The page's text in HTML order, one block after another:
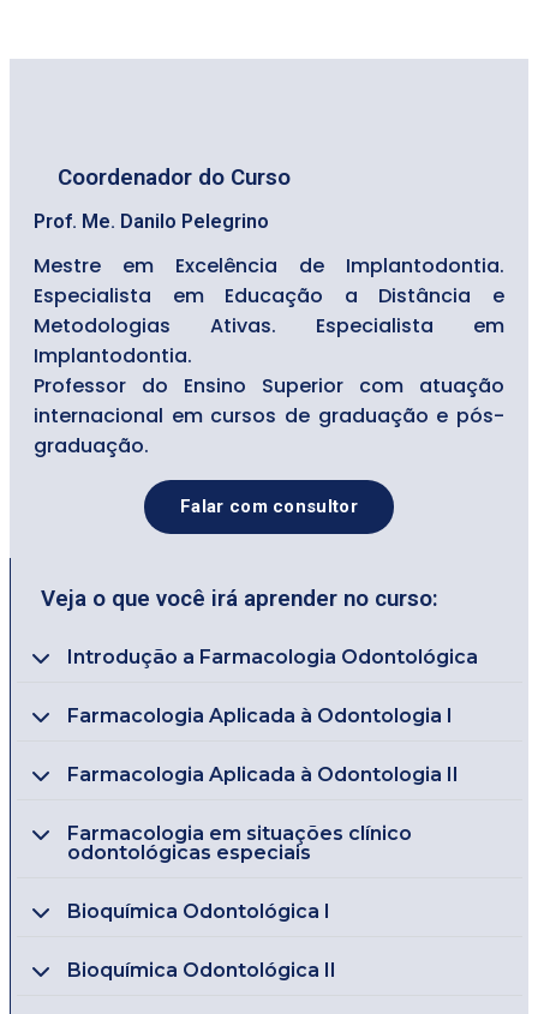
Coordenador do Curso
Prof. Me. Danilo Pelegrino
Mestre em Excelência de Implantodontia.
Especialista em Educação a Distância e
Metodologias Ativas. Especialista em
Implantodontia.
Professor do Ensino Superior com atuação
internacional em cursos de graduação e pós-
graduação.
Falar com consultor
Veja o que você irá aprender no curso:
Introdução a Farmacologia Odontológica
Farmacologia Aplicada à Odontologia I
Farmacologia Aplicada à Odontologia II
Farmacologia em situações clínico
odontológicas especiais
Bioquímica Odontológica I
Bioquímica Odontológica II